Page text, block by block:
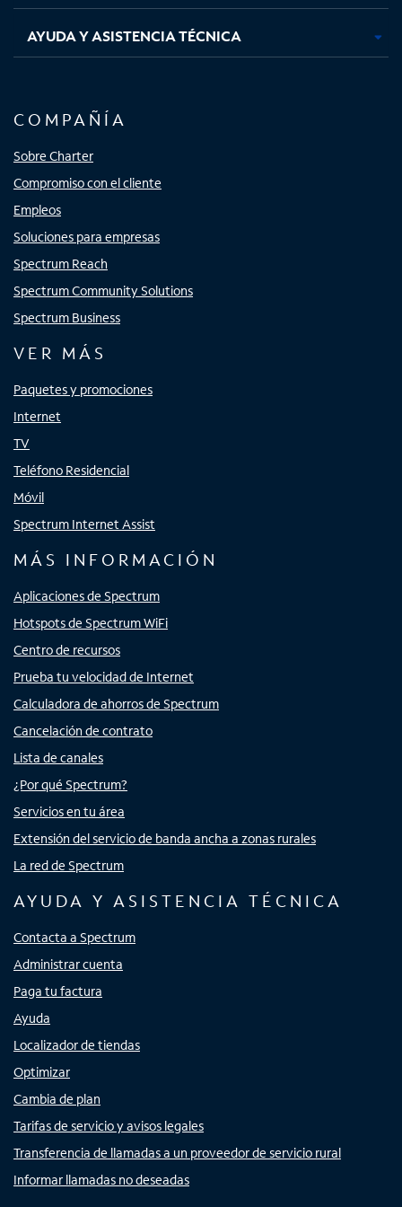
AYUDA Y ASISTENCIA TÉCNICA
COMPAÑÍA
Sobre Charter
Compromiso con el cliente
Empleos
Soluciones para empresas
Spectrum Reach
Spectrum Community Solutions
Spectrum Business
VER MÁS
Paquetes y promociones
Internet
TV
Teléfono Residencial
Móvil
Spectrum Internet Assist
MÁS INFORMACIÓN
Aplicaciones de Spectrum
Hotspots de Spectrum WiFi
Centro de recursos
Prueba tu velocidad de Internet
Calculadora de ahorros de Spectrum
Cancelación de contrato
Lista de canales
¿Por qué Spectrum?
Servicios en tu área
Extensión del servicio de banda ancha a zonas rurales
La red de Spectrum
AYUDA Y ASISTENCIA TÉCNICA
Contacta a Spectrum
Administrar cuenta
Paga tu factura
Ayuda
Localizador de tiendas
Optimizar
Cambia de plan
Tarifas de servicio y avisos legales
Transferencia de llamadas a un proveedor de servicio rural
Informar llamadas no deseadas